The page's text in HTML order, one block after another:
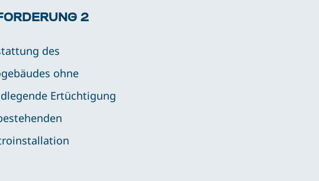
2
des
ohne
Ertüchtigung